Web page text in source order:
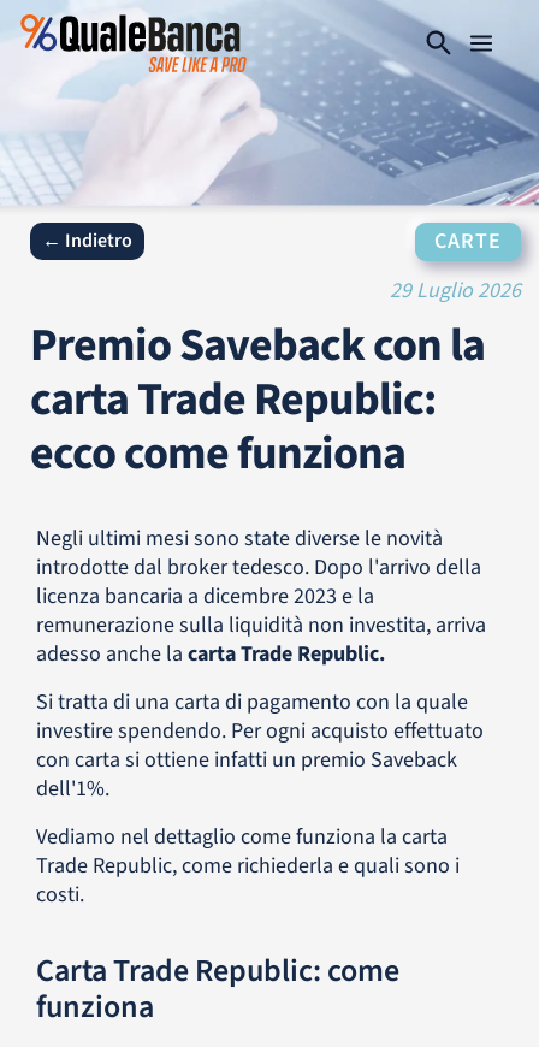
← Indietro
CARTE
29 Luglio 2026
Premio Saveback con la
carta Trade Republic:
ecco come funziona
Negli ultimi mesi sono state diverse le novità
introdotte dal broker tedesco. Dopo l'arrivo della
licenza bancaria a dicembre 2023 e la
remunerazione sulla liquidità non investita, arriva
adesso anche la carta Trade Republic.
Si tratta di una carta di pagamento con la quale
investire spendendo. Per ogni acquisto effettuato
con carta si ottiene infatti un premio Saveback
dell'1%.
Vediamo nel dettaglio come funziona la carta
Trade Republic, come richiederla e quali sono i
costi.
Carta Trade Republic: come
funziona